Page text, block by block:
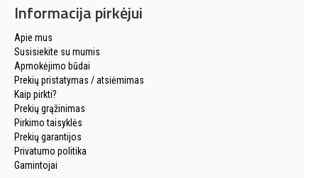
Informacija pirkėjui
Apie mus
Susisiekite su mumis
Apmokėjimo būdai
Prekių pristatymas / atsiėmimas
Kaip pirkti?
Prekių grąžinimas
Pirkimo taisyklės
Prekių garantijos
Privatumo politika
Gamintojai